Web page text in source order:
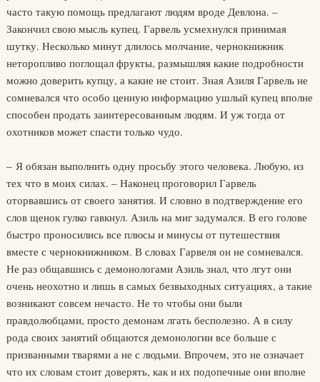
часто такую помощь предлагают людям вроде Девлона. –
Закончил свою мысль купец. Гарвель усмехнулся принимая
шутку. Несколько минут длилось молчание, чернокнижник
неторопливо поглощал фрукты, размышляя какие подробности
можно доверить купцу, а какие не стоит. Зная Азиля Гарвель не
сомневался что особо ценную информацию ушлый купец вполне
способен продать заинтересованным людям. И уж тогда от
охотников может спасти только чудо.
– Я обязан выполнить одну просьбу этого человека. Любую, из
тех что в моих силах. – Наконец проговорил Гарвель
оторвавшись от своего занятия. И словно в подтверждение его
слов щенок гулко гавкнул. Азиль на миг задумался. В его голове
быстро проносились все плюсы и минусы от путешествия
вместе с чернокнижником. В словах Гарвеля он не сомневался.
Не раз общавшись с демонологами Азиль знал, что лгут они
очень неохотно и лишь в самых безвыходных ситуациях, а такие
возникают совсем нечасто. Не то чтобы они были
правдолюбцами, просто демонам лгать бесполезно. А в силу
рода своих занятий общаются демонологии все больше с
призванными тварями а не с людьми. Впрочем, это не означает
что их словам стоит доверять, как и их подопечные они вполне